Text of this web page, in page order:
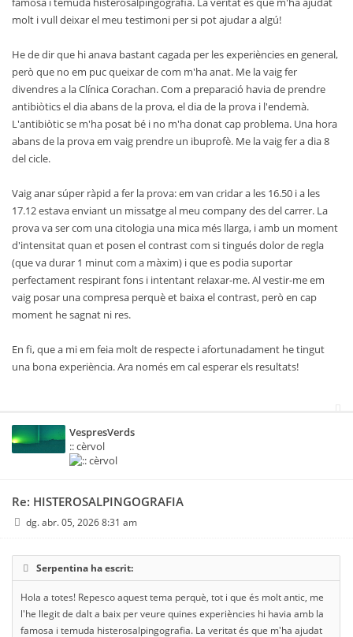
molt i vull deixar el meu testimoni per si pot ajudar a algú!
He de dir que hi anava bastant cagada per les experiències en general,
però que no em puc queixar de com m'ha anat. Me la vaig fer
divendres a la Clínica Corachan. Com a preparació havia de prendre
antibiòtics el dia abans de la prova, el dia de la prova i l'endemà.
L'antibiòtic se m'ha posat bé i no m'ha donat cap problema. Una hora
abans de la prova em vaig prendre un ibuprofè. Me la vaig fer a dia 8
del cicle.
Vaig anar súper ràpid a fer la prova: em van cridar a les 16.50 i a les
17.12 estava enviant un missatge al meu company des del carrer. La
prova va ser com una citologia una mica més llarga, i amb un moment
d'intensitat quan et posen el contrast com si tingués dolor de regla
(que va durar 1 minut com a màxim) i que es podia suportar
perfectament respirant fons i intentant relaxar-me. Al vestir-me em
vaig posar una compresa perquè et baixa el contrast, però en cap
moment he sagnat ni res.
En fi, que a mi em feia molt de respecte i afortunadament he tingut
una bona experiència. Ara només em cal esperar els resultats!
VespresVerds
:: cèrvol
Re: HISTEROSALPINGOGRAFIA
dg. abr. 05, 2026 8:31 am
Serpentina ha escrit:
Hola a totes! Repesco aquest tema perquè, tot i que és molt antic, me
l'he llegit de dalt a baix per veure quines experiències hi havia amb la
famosa i temuda histerosalpingografia. La veritat és que m'ha ajudat